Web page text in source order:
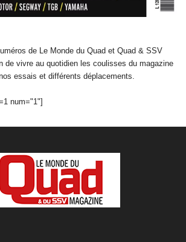
de Le Monde du Quad et Quad & SSV
de vivre au quotidien les coulisses du magazine
essais et différents déplacements.
num="1"]